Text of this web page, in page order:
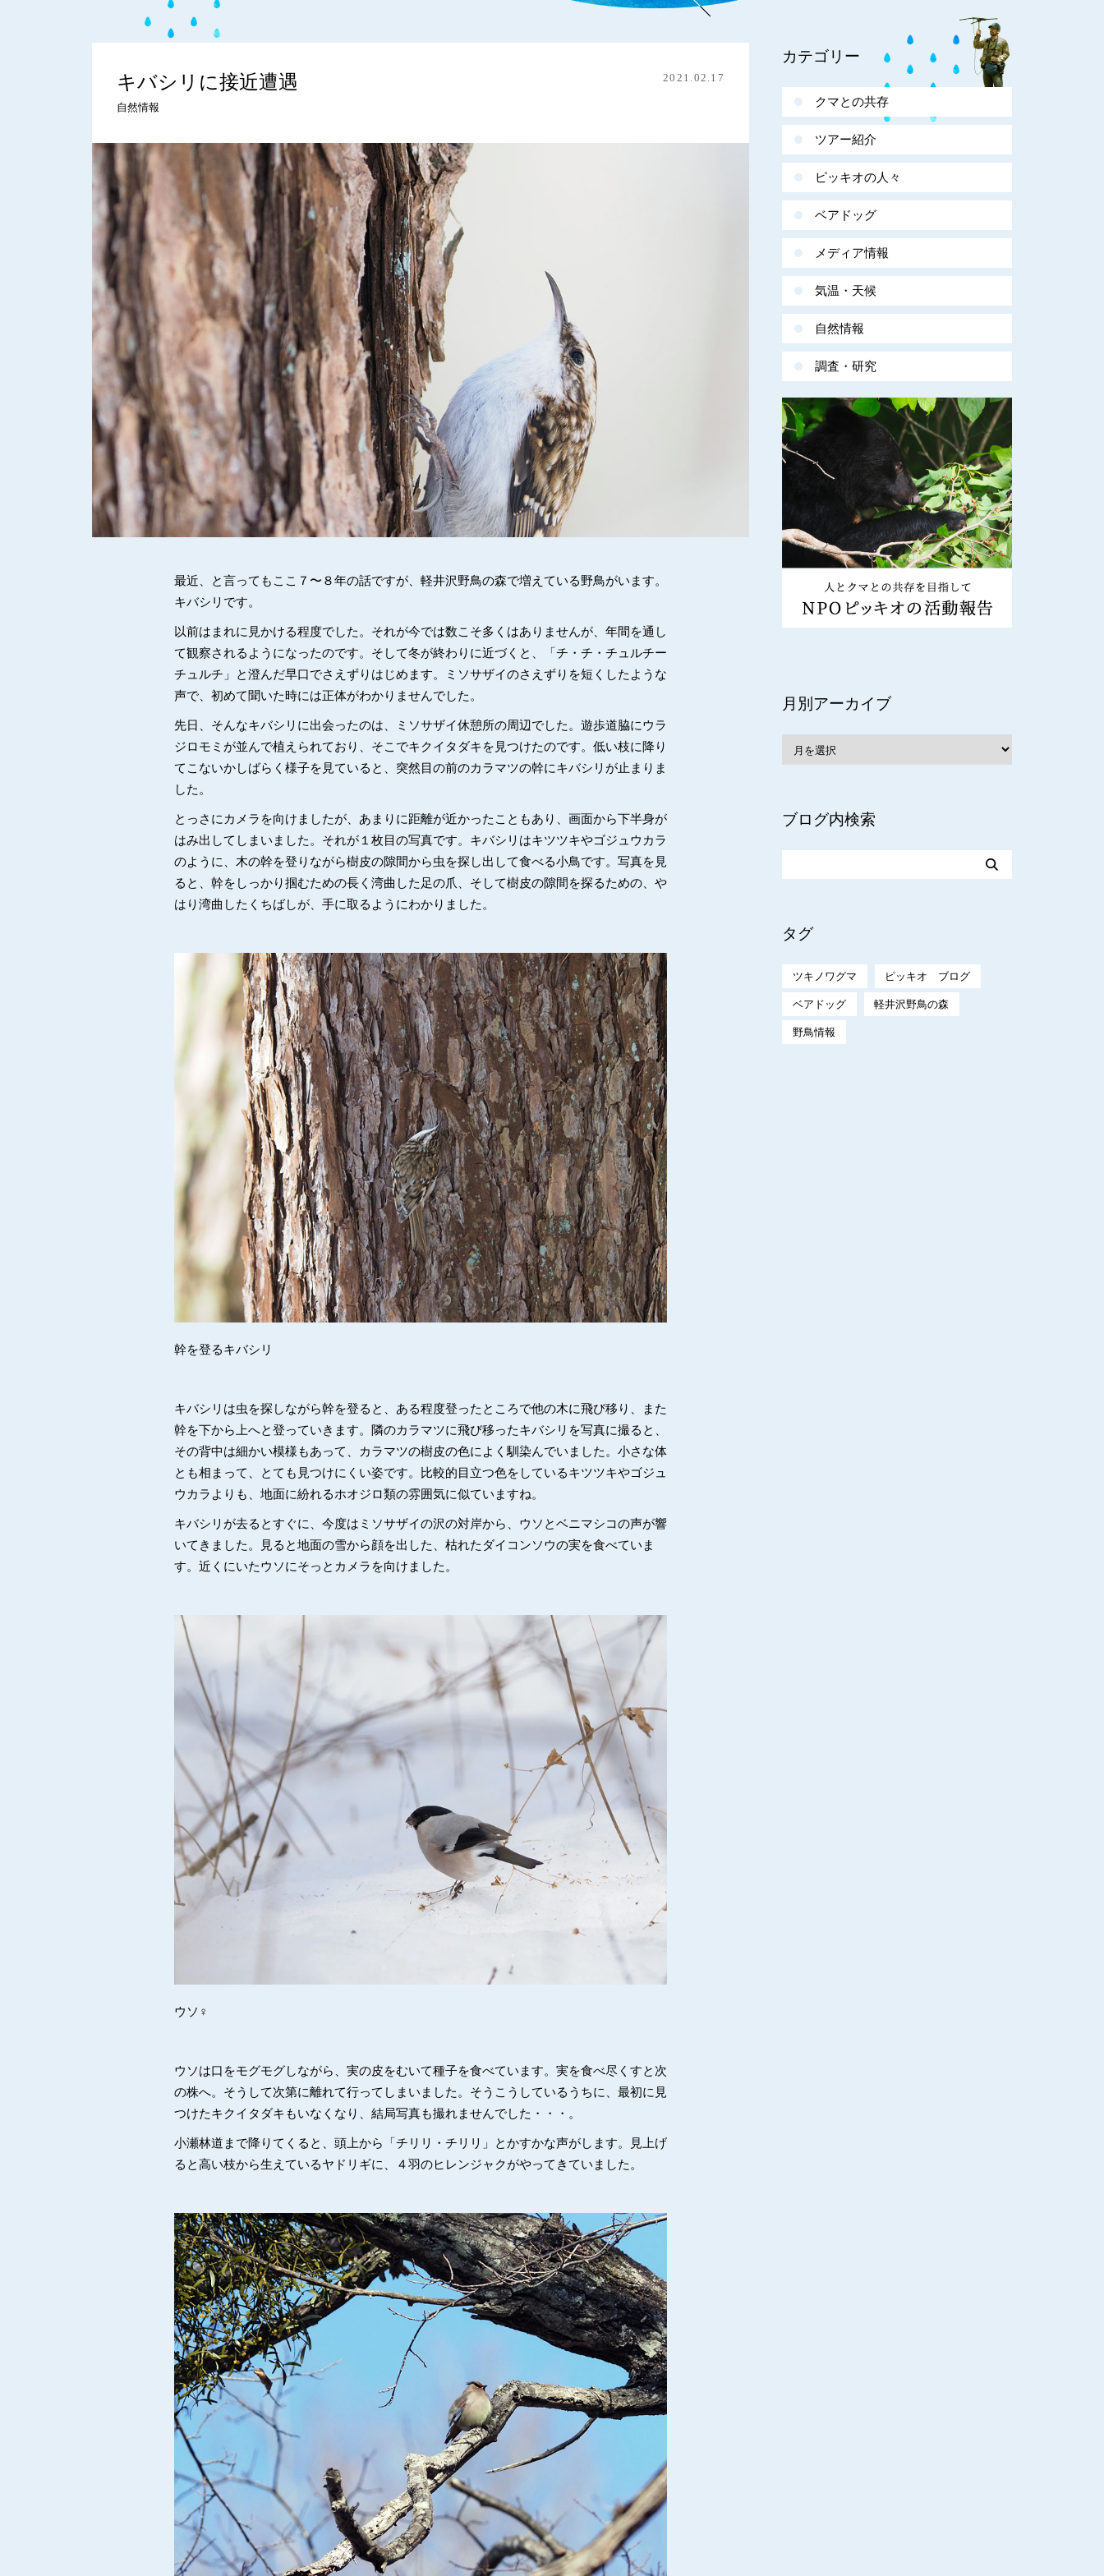
キバシリに接近遭遇
自然情報
2021.02.17
最近、と言ってもここ７〜８年の話ですが、軽井沢野鳥の森で増えている野鳥がいます。
キバシリです。
以前はまれに見かける程度でした。それが今では数こそ多くはありませんが、年間を通し
て観察されるようになったのです。そして冬が終わりに近づくと、「チ・チ・チュルチー
チュルチ」と澄んだ早口でさえずりはじめます。ミソサザイのさえずりを短くしたような
声で、初めて聞いた時には正体がわかりませんでした。
先日、そんなキバシリに出会ったのは、ミソサザイ休憩所の周辺でした。遊歩道脇にウラ
ジロモミが並んで植えられており、そこでキクイタダキを見つけたのです。低い枝に降り
てこないかしばらく様子を見ていると、突然目の前のカラマツの幹にキバシリが止まりま
した。
とっさにカメラを向けましたが、あまりに距離が近かったこともあり、画面から下半身が
はみ出してしまいました。それが１枚目の写真です。キバシリはキツツキやゴジュウカラ
のように、木の幹を登りながら樹皮の隙間から虫を探し出して食べる小鳥です。写真を見
ると、幹をしっかり掴むための長く湾曲した足の爪、そして樹皮の隙間を探るための、や
はり湾曲したくちばしが、手に取るようにわかりました。
幹を登るキバシリ
キバシリは虫を探しながら幹を登ると、ある程度登ったところで他の木に飛び移り、また
幹を下から上へと登っていきます。隣のカラマツに飛び移ったキバシリを写真に撮ると、
その背中は細かい模様もあって、カラマツの樹皮の色によく馴染んでいました。小さな体
とも相まって、とても見つけにくい姿です。比較的目立つ色をしているキツツキやゴジュ
ウカラよりも、地面に紛れるホオジロ類の雰囲気に似ていますね。
キバシリが去るとすぐに、今度はミソサザイの沢の対岸から、ウソとベニマシコの声が響
いてきました。見ると地面の雪から顔を出した、枯れたダイコンソウの実を食べていま
す。近くにいたウソにそっとカメラを向けました。
ウソ♀
ウソは口をモグモグしながら、実の皮をむいて種子を食べています。実を食べ尽くすと次
の株へ。そうして次第に離れて行ってしまいました。そうこうしているうちに、最初に見
つけたキクイタダキもいなくなり、結局写真も撮れませんでした・・・。
小瀬林道まで降りてくると、頭上から「チリリ・チリリ」とかすかな声がします。見上げ
ると高い枝から生えているヤドリギに、４羽のヒレンジャクがやってきていました。
カテゴリー
クマとの共存
ツアー紹介
ピッキオの人々
ベアドッグ
メディア情報
気温・天候
自然情報
調査・研究
月別アーカイブ
ブログ内検索
タグ
ツキノワグマ ピッキオ ブログ
ベアドッグ 軽井沢野鳥の森
野鳥情報